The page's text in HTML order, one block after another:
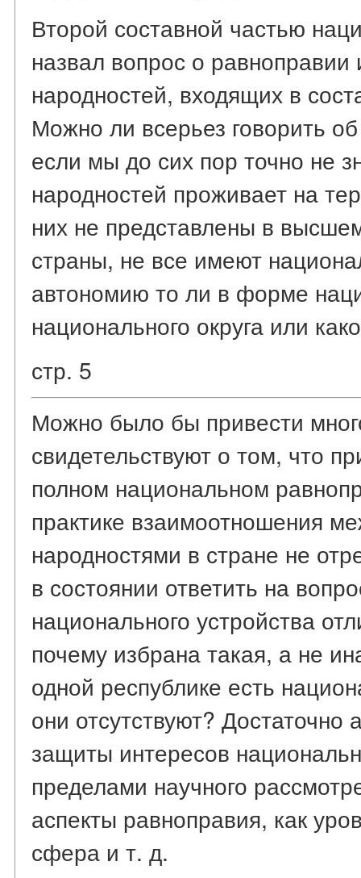
Второй составной частью
назвал вопрос о
народностей, входящих в
Можно ли всерьез говорить
если мы до сих пор точно не
народностей проживает на
них не представлены в
страны, не все имеют
автономию то ли в форме
национального округа или
стр. 5
Можно было бы привести
свидетельствуют о том, что
полном национальном
практике взаимоотношения
народностями в стране не
в состоянии ответить на
национального устройства
почему избрана такая, а не
одной республике есть
они отсутствуют? Достаточно
защиты интересов
пределами научного
аспекты равноправия, как
сфера и т. д.